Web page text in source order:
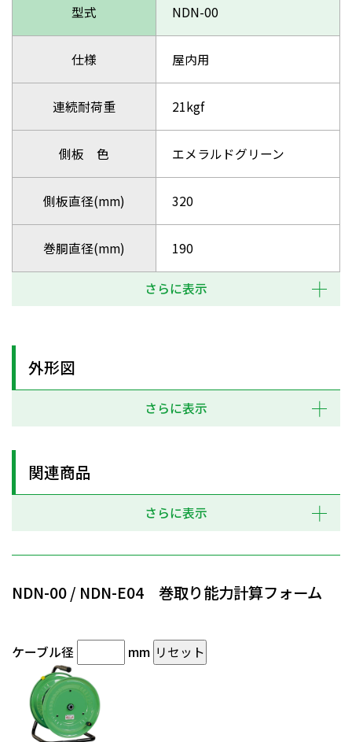
型式 NDN-00
仕様 屋内用
連続耐荷重 21kgf
側板 色 エメラルドグリーン
側板直径(mm) 320
巻胴直径(mm) 190
さらに表示
外形図
さらに表示
関連商品
さらに表示
NDN-00 / NDN-E04 巻取り能力計算フォーム
ケーブル径 mm